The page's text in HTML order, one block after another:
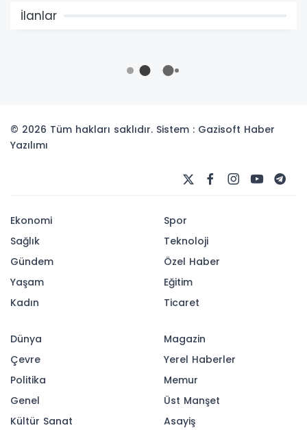
İlanlar
© 2026 Tüm hakları saklıdır. Sistem : Gazisoft Haber
Yazılımı
Ekonomi
Sağlık
Gündem
Yaşam
Kadın
Spor
Teknoloji
Özel Haber
Eğitim
Ticaret
Dünya
Çevre
Politika
Genel
Kültür Sanat
Magazin
Yerel Haberler
Memur
Üst Manşet
Asayiş